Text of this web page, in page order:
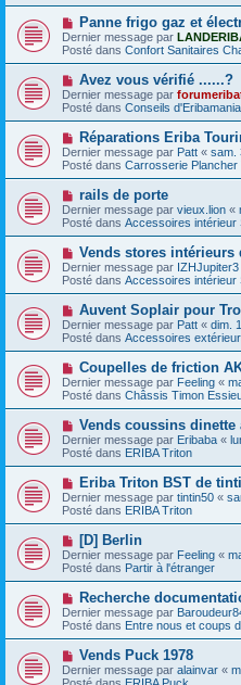
g
e
e
s
a
g
e
a
u
m
e
s
s
a
g
e
N
o
u
v
a
u
m
e
s
a
g
Panne frigo gaz et
Dernier message par
Posté dans Confort Sanitaires
N
o
u
v
e
a
u
m
e
s
s
a
g
e
Avez vous vérifié ......?
Dernier message par
Posté dans Conseils
N
o
u
v
a
u
m
e
s
s
a
g
Réparations Eriba
Dernier message par Patt « sam.
Posté dans Carrosserie Plancher
N
o
u
v
e
u
m
e
s
s
a
g
e
rails de porte
Dernier message par vieux.lion «
Posté dans Accessoires intérieur
N
o
u
v
a
u
m
e
s
s
a
g
e
Vends stores
Dernier message par IZHJupiter3
Posté dans Accessoires intérieur
N
o
u
v
a
u
m
e
s
s
a
g
e
Auvent Soplair pour
Dernier message par Patt « dim.
Posté dans Accessoires
N
o
u
v
e
u
m
e
s
a
g
e
Coupelles de friction
Dernier message par Feeling «
Posté dans Châssis Timon
N
o
u
v
e
a
u
m
e
s
a
g
e
Vends coussins dinette
Dernier message par Eribaba «
Posté dans ERIBA Triton
N
o
u
v
e
u
m
e
s
a
g
e
Eriba Triton BST de
Dernier message par tintin50 «
Posté dans ERIBA Triton
N
o
u
v
e
a
u
m
e
s
s
a
[D] Berlin
Dernier message par Feeling «
Posté dans Partir à l'étranger
N
o
u
v
e
u
Recherche
Dernier message par
Posté dans Entre nous et coups
N
o
u
Vends Puck 1978
Dernier message par alainvar «
Posté dans ERIBA Puck